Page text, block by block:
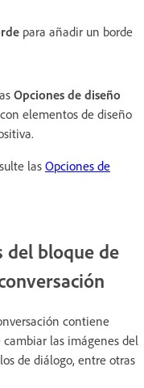
para añadir un borde
Opciones de diseño
elementos de diseño
las Opciones de
del bloque de
contiene
las imágenes del
de diálogo, entre otras